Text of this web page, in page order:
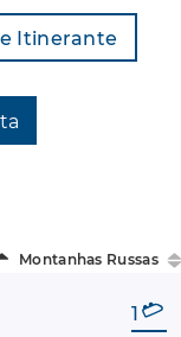
Itinerante
Montanhas Russas
1